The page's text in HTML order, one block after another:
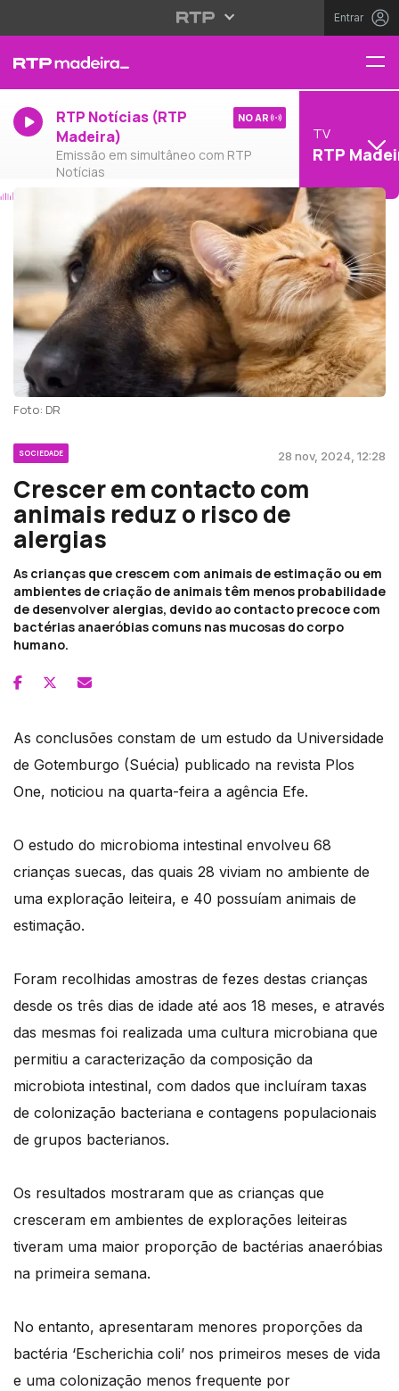
Entrar
RTP Notícias (RTP
Madeira)
Emissão em simultâneo com RTP
Notícias
NO AR
TV
RTP
Foto: DR
SOCIEDADE 28 nov, 2024, 12:28
Crescer em contacto com
animais reduz o risco de
alergias
As crianças que crescem com animais de estimação ou em
ambientes de criação de animais têm menos probabilidade
de desenvolver alergias, devido ao contacto precoce com
bactérias anaeróbias comuns nas mucosas do corpo
humano.
As conclusões constam de um estudo da Universidade
de Gotemburgo (Suécia) publicado na revista Plos
One, noticiou na quarta-feira a agência Efe.
O estudo do microbioma intestinal envolveu 68
crianças suecas, das quais 28 viviam no ambiente de
uma exploração leiteira, e 40 possuíam animais de
estimação.
Foram recolhidas amostras de fezes destas crianças
desde os três dias de idade até aos 18 meses, e através
das mesmas foi realizada uma cultura microbiana que
permitiu a caracterização da composição da
microbiota intestinal, com dados que incluíram taxas
de colonização bacteriana e contagens populacionais
de grupos bacterianos.
Os resultados mostraram que as crianças que
cresceram em ambientes de explorações leiteiras
tiveram uma maior proporção de bactérias anaeróbias
na primeira semana.
No entanto, apresentaram menores proporções da
bactéria ‘Escherichia coli’ nos primeiros meses de vida
e uma colonização menos frequente por